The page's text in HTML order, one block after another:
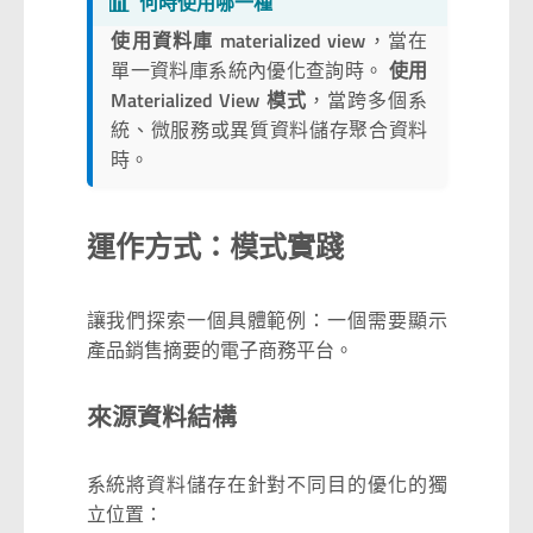
使用資料庫 materialized view ，當在
單一資料庫系統內優化查詢時。 使用
Materialized View 模式 ，當跨多個系
統、微服務或異質資料儲存聚合資料
時。
運作方式：模式實踐
讓我們探索一個具體範例：一個需要顯示
產品銷售摘要的電子商務平台。
來源資料結構
系統將資料儲存在針對不同目的優化的獨
立位置：